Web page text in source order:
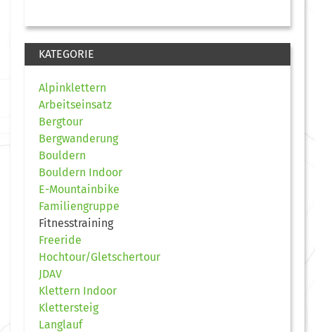
KATEGORIE
Alpinklettern
Arbeitseinsatz
Bergtour
Bergwanderung
Bouldern
Bouldern Indoor
E-Mountainbike
Familiengruppe
Fitnesstraining
Freeride
Hochtour/Gletschertour
JDAV
Klettern Indoor
Klettersteig
Langlauf